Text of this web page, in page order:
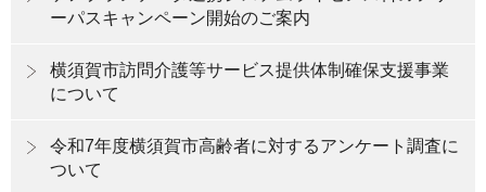
ーパスキャンペーン開始のご案内
横須賀市訪問介護等サービス提供体制確保支援事業
について
令和7年度横須賀市高齢者に対するアンケート調査に
ついて